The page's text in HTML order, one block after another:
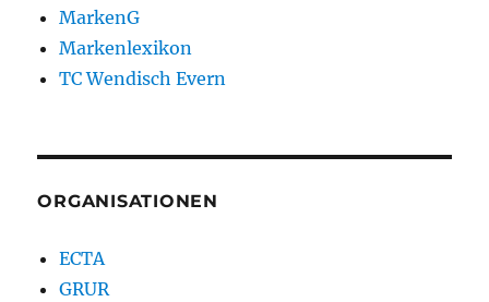
MarkenG
Markenlexikon
TC Wendisch Evern
ORGANISATIONEN
ECTA
GRUR